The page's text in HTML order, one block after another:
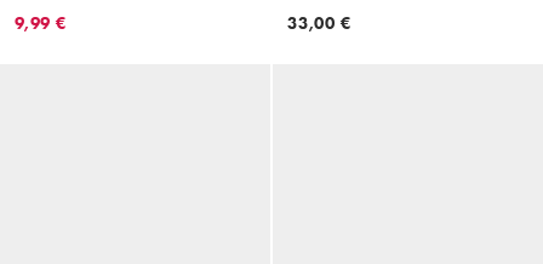
Shorts in Marineblau mit
9,99 €
Streifen
33,00 €